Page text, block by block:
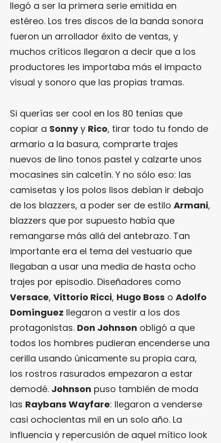
llegó a ser la primera serie emitida en
estéreo. Los tres discos de la banda sonora
fueron un arrollador éxito de ventas, y
muchos críticos llegaron a decir que a los
productores les importaba más el impacto
visual y sonoro que las propias tramas.
Si querías ser cool en los 80 tenías que
copiar a Sonnyy Rico, tirar todo tu fondo de
armario a la basura, comprarte trajes
nuevos de lino tonos pastel y calzarte unos
mocasines sin calcetín. Y no sólo eso: las
camisetas y los polos lisos debían ir debajo
de los blazzers, a poder ser de estilo Armani,
blazzers que por supuesto había que
remangarse más allá del antebrazo. Tan
importante era el tema del vestuario que
llegaban a usar una media de hasta ocho
trajes por episodio. Diseñadores como
Versace, Vittorio Ricci, Hugo Boss o Adolfo
Domínguez llegaron a vestir a los dos
protagonistas. Don Johnson obligó a que
todos los hombres pudieran encenderse una
cerilla usando únicamente su propia cara,
los rostros rasurados empezaron a estar
demodé. Johnson puso también de moda
las Raybans Wayfare: llegaron a venderse
casi ochocientas mil en un solo año. La
influencia y repercusión de aquel mítico look